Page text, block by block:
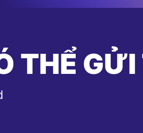
THỂ